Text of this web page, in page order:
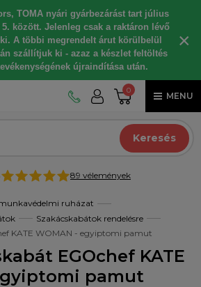
TOMA nyári gyárbezárást tart július
között. Jelenleg csak a raktáron lévő
A többi megrendelt árut körülbelül
szállítjuk ki - azaz a készlet feltöltés
újraindítása után.
×
0
MENU
Keresés
89 vélemények
ruházat
Szakácskabátok rendelésre
KATE WOMAN - egyiptomi pamut
EGOchef KATE
pamut